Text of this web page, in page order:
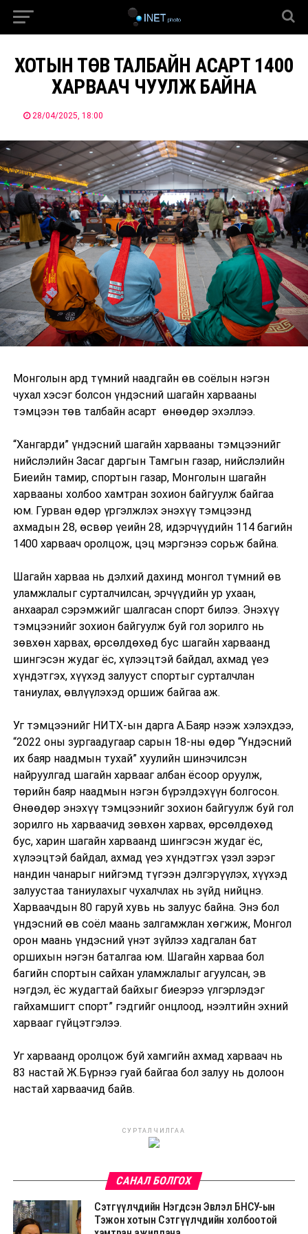
ХОТЫН ТӨВ ТАЛБАЙН АСАРТ 1400
ХАРВААЧ ЧУУЛЖ БАЙНА
28/04/2025, 18:00
Монголын ард түмний наадгайн өв соёлын нэгэн
чухал хэсэг болсон үндэсний шагайн харвааны
тэмцээн төв талбайн асарт өнөөдөр эхэллээ.
“Хангарди” үндэсний шагайн харвааны тэмцээнийг
нийслэлийн Засаг даргын Тамгын газар, нийслэлийн
Биеийн тамир, спортын газар, Монголын шагайн
харвааны холбоо хамтран зохион байгуулж байгаа
юм. Гурван өдөр үргэлжлэх энэхүү тэмцээнд
ахмадын 28, өсвөр үеийн 28, идэрчүүдийн 114 багийн
1400 харваач оролцож, цэц мэргэнээ сорьж байна.
Шагайн харваа нь дэлхий дахинд монгол түмний өв
уламжлалыг сурталчилсан, эрчүүдийн ур ухаан,
анхаарал сэрэмжийг шалгасан спорт билээ. Энэхүү
тэмцээнийг зохион байгуулж буй гол зорилго нь
зөвхөн харвах, өрсөлдөхөд бус шагайн харваанд
шингэсэн жудаг ёс, хүлээцтэй байдал, ахмад үеэ
хүндэтгэх, хүүхэд залууст спортыг сурталчлан
таниулах, өвлүүлэхэд оршиж байгаа аж.
Уг тэмцээнийг НИТХ-ын дарга А.Баяр нээж хэлэхдээ,
“2022 оны зургаадугаар сарын 18-ны өдөр “Үндэсний
их баяр наадмын тухай” хуулийн шинэчилсэн
найруулгад шагайн харвааг албан ёсоор оруулж,
төрийн баяр наадмын нэгэн бүрэлдэхүүн болгосон.
Өнөөдөр энэхүү тэмцээнийг зохион байгуулж буй гол
зорилго нь харваачид зөвхөн харвах, өрсөлдөхөд
бус, харин шагайн харваанд шингэсэн жудаг ёс,
хүлээцтэй байдал, ахмад үеэ хүндэтгэх үзэл зэрэг
нандин чанарыг нийгэмд түгээн дэлгэрүүлэх, хүүхэд
залуустаа таниулахыг чухалчлах нь зүйд нийцнэ.
Харваачдын 80 гаруй хувь нь залуус байна. Энэ бол
үндэсний өв соёл маань залгамжлан хөгжиж, Монгол
орон маань үндэсний үнэт зүйлээ хадгалан бат
оршихын нэгэн баталгаа юм. Шагайн харваа бол
багийн спортын сайхан уламжлалыг агуулсан, эв
нэгдэл, ёс жудагтай байхыг биеэрээ үлгэрлэдэг
гайхамшигт спорт” гэдгийг онцлоод, нээлтийн эхний
харвааг гүйцэтгэлээ.
Уг харваанд оролцож буй хамгийн ахмад харваач нь
83 настай Ж.Бүрнээ гуай байгаа бол залуу нь долоон
настай харваачид байв.
СУРТАЛЧИЛГАА
САНАЛ БОЛГОХ
Сэтгүүлчдийн Нэгдсэн Эвлэл БНСУ-ын
Тэжон хотын Сэтгүүлчдийн холбоотой